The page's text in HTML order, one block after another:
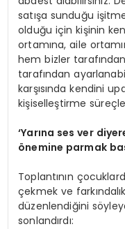
satışa sunduğu
olduğu için kişinin
ortamına, aile
hem bizler
tarafından
karşısında kendini
kişiselleştirme
‘Yarına ses ver
önemine parmak
Toplantının
çekmek ve
düzenlendiğini
sonlandırdı: